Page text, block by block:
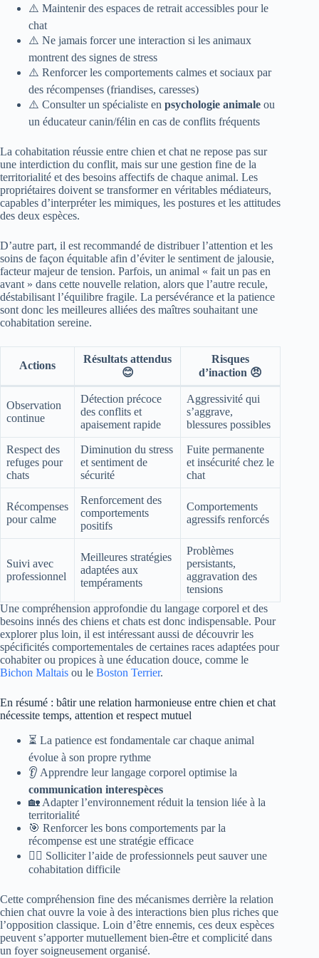
⚠️ Maintenir des espaces de retrait accessibles pour le
chat
⚠️ Ne jamais forcer une interaction si les animaux
montrent des signes de stress
⚠️ Renforcer les comportements calmes et sociaux par
des récompenses (friandises, caresses)
⚠️ Consulter un spécialiste en psychologie animale ou
un éducateur canin/félin en cas de conflits fréquents
La cohabitation réussie entre chien et chat ne repose pas sur
une interdiction du conflit, mais sur une gestion fine de la
territorialité et des besoins affectifs de chaque animal. Les
propriétaires doivent se transformer en véritables médiateurs,
capables d’interpréter les mimiques, les postures et les attitudes
des deux espèces.
D’autre part, il est recommandé de distribuer l’attention et les
soins de façon équitable afin d’éviter le sentiment de jalousie,
facteur majeur de tension. Parfois, un animal « fait un pas en
avant » dans cette nouvelle relation, alors que l’autre recule,
déstabilisant l’équilibre fragile. La persévérance et la patience
sont donc les meilleures alliées des maîtres souhaitant une
cohabitation sereine.
Actions
Résultats attendus
😊
Risques
d’inaction 😠
Observation
continue
Détection précoce
des conflits et
apaisement rapide
Aggressivité qui
s’aggrave,
blessures possibles
Respect des
refuges pour
chats
Diminution du stress
et sentiment de
sécurité
Fuite permanente
et insécurité chez le
chat
Récompenses
pour calme
Renforcement des
comportements
positifs
Comportements
agressifs renforcés
Suivi avec
professionnel
Meilleures stratégies
adaptées aux
tempéraments
Problèmes
persistants,
aggravation des
tensions
Une compréhension approfondie du langage corporel et des
besoins innés des chiens et chats est donc indispensable. Pour
explorer plus loin, il est intéressant aussi de découvrir les
spécificités comportementales de certaines races adaptées pour
cohabiter ou propices à une éducation douce, comme le
Bichon Maltais ou le Boston Terrier.
En résumé : bâtir une relation harmonieuse entre chien et chat
nécessite temps, attention et respect mutuel
⏳ La patience est fondamentale car chaque animal
évolue à son propre rythme
👂 Apprendre leur langage corporel optimise la
communication interespèces
🏡 Adapter l’environnement réduit la tension liée à la
territorialité
🎯 Renforcer les bons comportements par la
récompense est une stratégie efficace
🧑‍⚕️ Solliciter l’aide de professionnels peut sauver une
cohabitation difficile
Cette compréhension fine des mécanismes derrière la relation
chien chat ouvre la voie à des interactions bien plus riches que
l’opposition classique. Loin d’être ennemis, ces deux espèces
peuvent s’apporter mutuellement bien-être et complicité dans
un foyer soigneusement organisé.